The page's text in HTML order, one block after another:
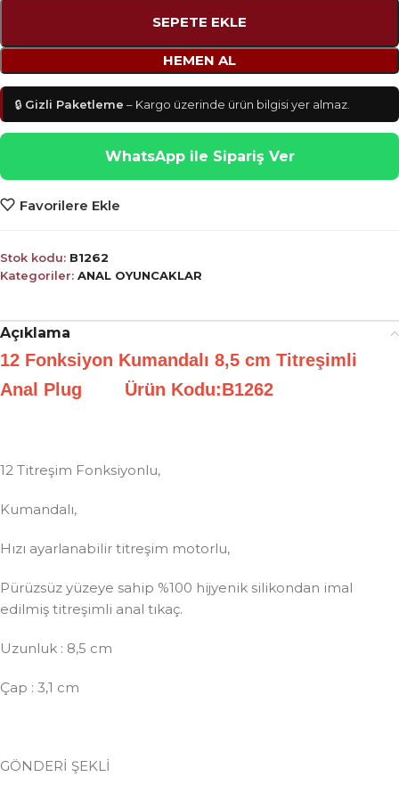
SEPETE EKLE
HEMEN AL
🔒 Gizli Paketleme – Kargo üzerinde ürün bilgisi yer almaz.
WhatsApp ile Sipariş Ver
Favorilere Ekle
Stok kodu: B1262
Kategoriler: ANAL OYUNCAKLAR
Açıklama
12 Fonksiyon Kumandalı 8,5 cm Titreşimli
Anal Plug Ürün Kodu:B1262
12 Titreşim Fonksiyonlu,
Kumandalı,
Hızı ayarlanabilir titreşim motorlu,
Pürüzsüz yüzeye sahip %100 hijyenik silikondan imal
edilmiş titreşimli anal tıkaç.
Uzunluk : 8,5 cm
Çap : 3,1 cm
GÖNDERİ ŞEKLİ